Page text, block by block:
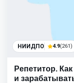
НИИДПО 4.9(261)
Репетитор.
и